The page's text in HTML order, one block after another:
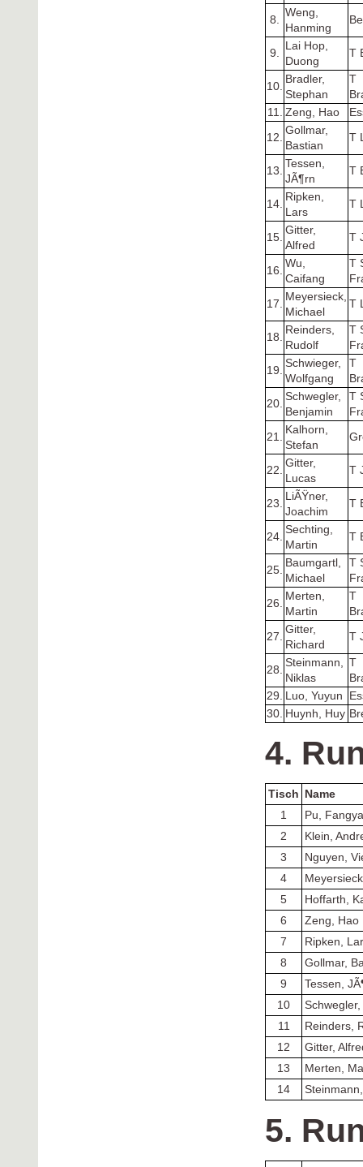
8.
Weng,
Hanming
9.
Lai Hop,
Duong
T
10.
Bradler,
Stephan
T
11. Zeng, Hao
12.
Gollmar,
Bastian
T
13.
Tessen,
JÃ¶rn
T
14.
Ripken,
Lars
T
15.
Gitter,
Alfred
T
16.
Wu,
Caifang
T
17.
Meyersieck,
Michael
T
18.
Reinders,
Rudolf
T
19.
Schwieger,
Wolfgang
T
20.
Schwegler,
Benjamin
T
21.
Kalhorn,
Stefan
22.
Gitter,
Lucas
T
23.
LiÃŸner,
Joachim
T
24.
Sechting,
Martin
T
25.
Baumgartl,
Michael
T
26.
Merten,
Martin
T
27.
Gitter,
Richard
T
28.
Steinmann,
Niklas
T
29. Luo, Yuyun
30. Huynh, Huy
4.
Tisch
Name
1
Pu,
2
Klein,
3
Nguyen,
4
5
Hoffarth,
6
Zeng, Hao
7
Ripken,
8
Gollmar,
9
Tessen,
10
11
Reinders,
12
Gitter,
13
Merten,
14
5.